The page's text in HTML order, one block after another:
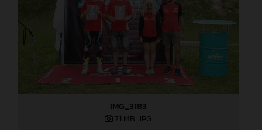
IMG_3183
7,1 MB .JPG